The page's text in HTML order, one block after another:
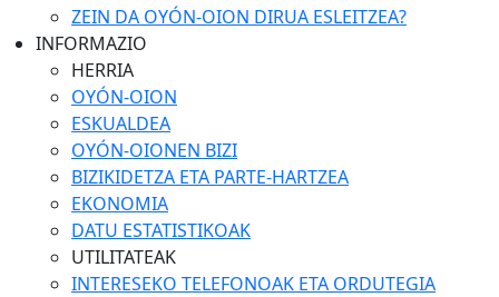
ZEIN DA OYÓN-OION DIRUA ESLEITZEA?
INFORMAZIO
HERRIA
OYÓN-OION
ESKUALDEA
OYÓN-OIONEN BIZI
BIZIKIDETZA ETA PARTE-HARTZEA
EKONOMIA
DATU ESTATISTIKOAK
UTILITATEAK
INTERESEKO TELEFONOAK ETA ORDUTEGIA